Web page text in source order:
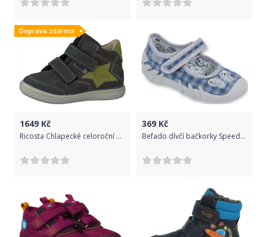
Doprava zdarma
1649 Kč
Ricosta Chlapecké celoroční botičky Kimo, Ricosta, 25349-489, šedá - 25
369 Kč
Befado dívčí bačkorky Speedy 109P188 18, modrá